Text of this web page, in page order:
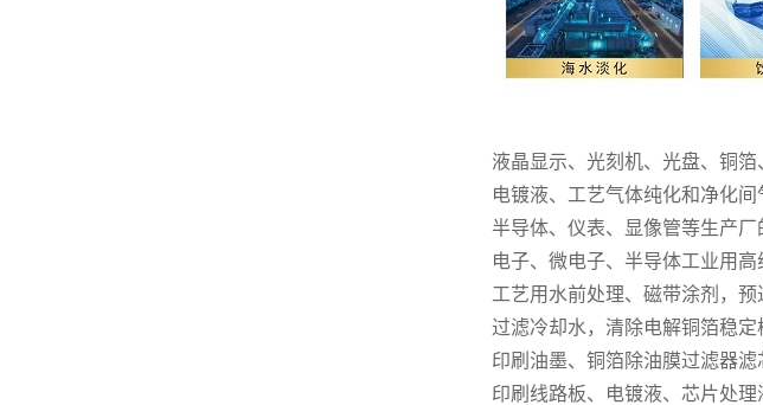
液晶显示、光刻机、光盘、铜
电镀液、工艺气体纯化和净化间
半导体、仪表、显像管等生产厂
电子、微电子、半导体工业用高
工艺用水前处理、磁带涂剂，预
过滤冷却水，清除电解铜箔稳
印刷油墨、铜箔除油膜过滤器滤
印刷线路板、电镀液、芯片处理